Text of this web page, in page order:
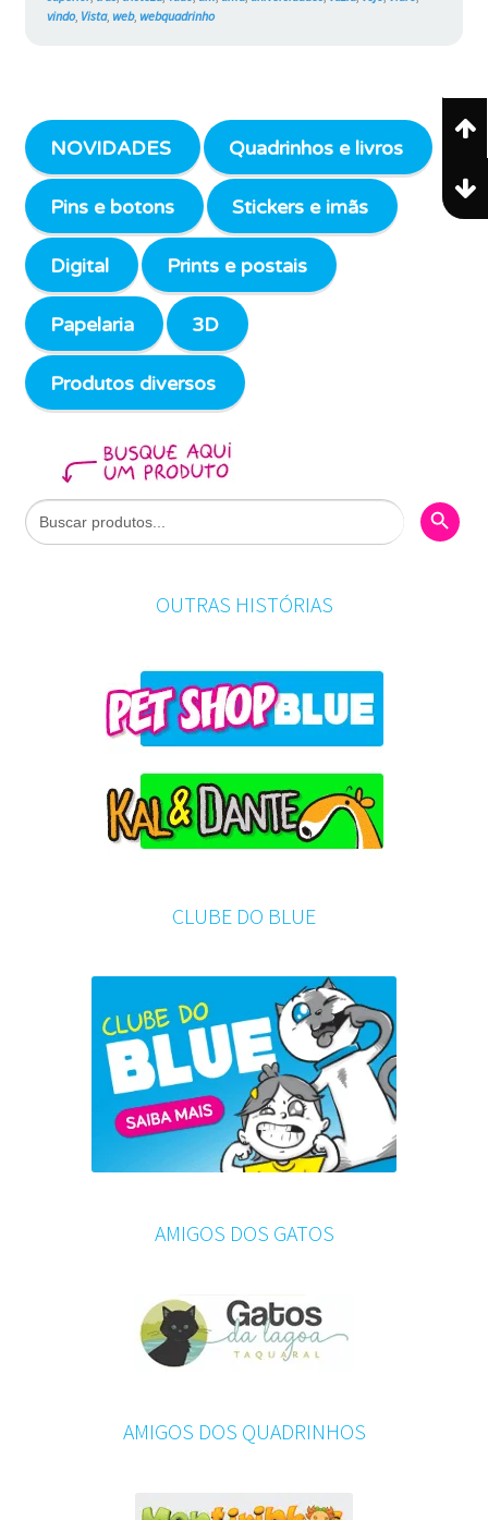
vindo, Vista, web, webquadrinho
NOVIDADES Quadrinhos e livros
Pins e botons Stickers e imãs
Digital Prints e postais
Papelaria 3D
Produtos diversos
Search
for:
Search
OUTRAS HISTÓRIAS
CLUBE DO BLUE
AMIGOS DOS GATOS
AMIGOS DOS QUADRINHOS